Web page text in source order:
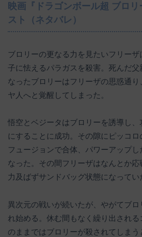
映画『ドラゴンボール超 ブロリ
スト（ネタバレ）
ブロリーの更なる力を見たいフリー
子に怯えるパラガスを殺害。死んだ父
なったブロリーはフリーザの思惑通り
ヤ人へと覚醒してしまった。
悟空とベジータはブロリーを誘導し
にすることに成功。その隙にピッコ
フュージョンで合体、パワーアップ
なった。その間フリーザはなんとか応
力及ばずサンドバッグ状態になってい
異次元の戦いが続いたが、やがてブロ
れ始める。休む間もなく繰り出される
のままではブロリーが殺されてしま